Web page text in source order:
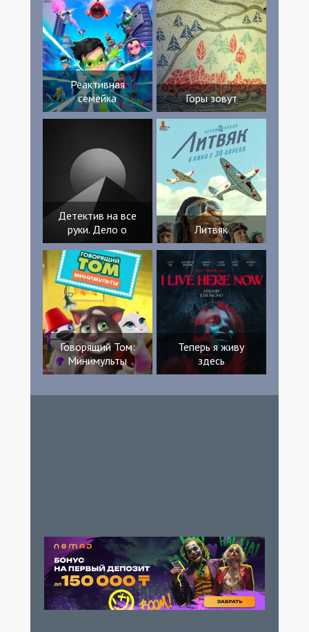
Реактивная
семейка
Горы зовут
Детектив на все
руки. Дело о
Литвяк
Говорящий Том:
Минимульты
Теперь я живу
здесь